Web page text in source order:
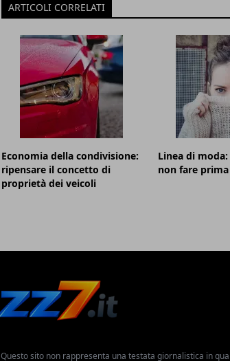
ARTICOLI CORRELATI
Economia della condivisione:
ripensare il concetto di
proprietà dei veicoli
Linea di
non fare
Questo sito non rappresenta una testata giornalistica in